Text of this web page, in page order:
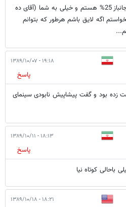
با سلام و عرض ادب من پسر یک جانباز 25% هستم و خیلی به شما (آقای ده
اگه لایق باشم هرطور که بتوانم
۱۹:۱۸ - ۱۳۸۹/۱۰/۰۷
پاسخ
زده بود و گفت پیشاپیش نابودی سینمای
۱۸:۱۳ - ۱۳۸۹/۱۰/۱۱
پاسخ
باحالی کوتاه نیا
۱۸:۲۱ - ۱۳۸۹/۱۰/۱۸